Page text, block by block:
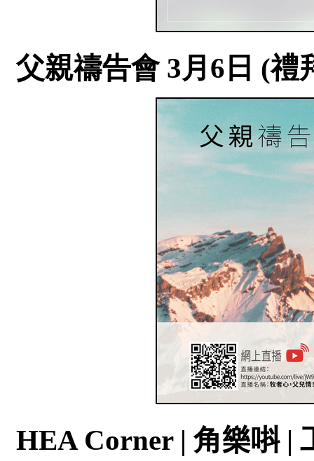
父親禱告會 3月6日 (禮
HEA Corner | 角樂唞 |